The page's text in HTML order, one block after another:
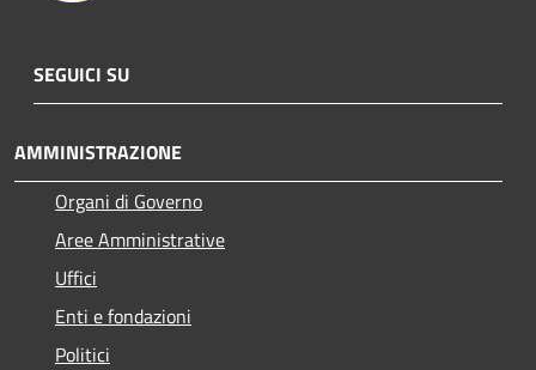
SEGUICI SU
AMMINISTRAZIONE
Organi di Governo
Aree Amministrative
Uffici
Enti e fondazioni
Politici